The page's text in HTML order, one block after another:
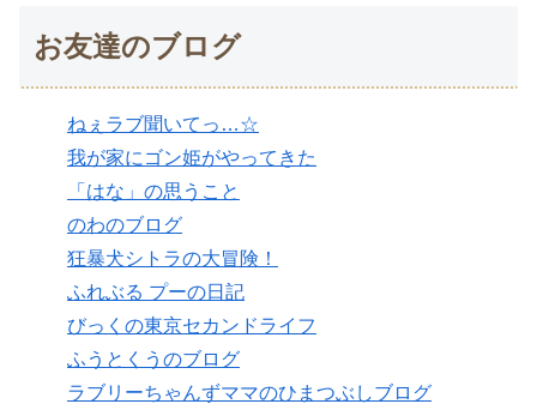
お友達のブログ
ねぇラブ聞いてっ…☆
我が家にゴン姫がやってきた
「はな」の思うこと
のわのブログ
狂暴犬シトラの大冒険！
ふれぶる プーの日記
びっくの東京セカンドライフ
ふうとくうのブログ
ラブリーちゃんずママのひまつぶしブログ